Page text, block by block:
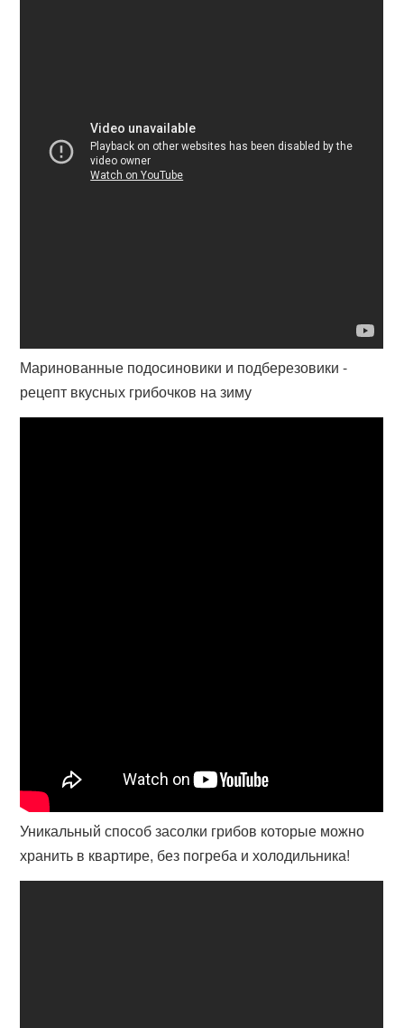
Маринованные подосиновики и подберезовики -
рецепт вкусных грибочков на зиму
Уникальный способ засолки грибов которые можно
хранить в квартире, без погреба и холодильника!